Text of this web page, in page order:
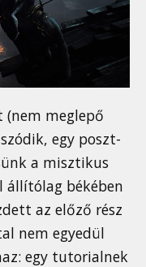
meglepő
egy poszt-
a misztikus
állítólag békében
az előző rész
nem egyedül
egy tutorialnek